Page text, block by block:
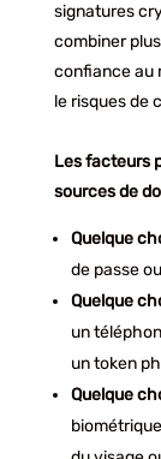
signatures
combiner
confiance au
le risques de
Les facteurs
sources de
Quelque
de passe
Quelque
un
un token
Quelque